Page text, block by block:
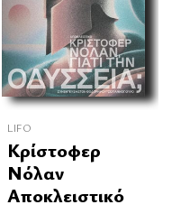
LIFO
Κρίστοφερ
Νόλαν
Αποκλειστικό